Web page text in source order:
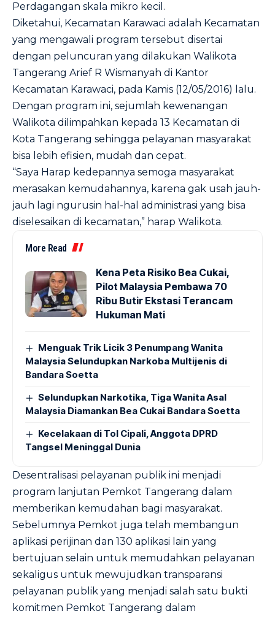
Perdagangan skala mikro kecil.
Diketahui, Kecamatan Karawaci adalah Kecamatan
yang mengawali program tersebut disertai
dengan peluncuran yang dilakukan Walikota
Tangerang Arief R Wismanyah di Kantor
Kecamatan Karawaci, pada Kamis (12/05/2016) lalu.
Dengan program ini, sejumlah kewenangan
Walikota dilimpahkan kepada 13 Kecamatan di
Kota Tangerang sehingga pelayanan masyarakat
bisa lebih efisien, mudah dan cepat.
“Saya Harap kedepannya semoga masyarakat
merasakan kemudahannya, karena gak usah jauh-
jauh lagi ngurusin hal-hal administrasi yang bisa
diselesaikan di kecamatan,” harap Walikota.
More Read
Kena Peta Risiko Bea Cukai,
Pilot Malaysia Pembawa 70
Ribu Butir Ekstasi Terancam
Hukuman Mati
Menguak Trik Licik 3 Penumpang Wanita
Malaysia Selundupkan Narkoba Multijenis di
Bandara Soetta
Selundupkan Narkotika, Tiga Wanita Asal
Malaysia Diamankan Bea Cukai Bandara Soetta
Kecelakaan di Tol Cipali, Anggota DPRD
Tangsel Meninggal Dunia
Desentralisasi pelayanan publik ini menjadi
program lanjutan Pemkot Tangerang dalam
memberikan kemudahan bagi masyarakat.
Sebelumnya Pemkot juga telah membangun
aplikasi perijinan dan 130 aplikasi lain yang
bertujuan selain untuk memudahkan pelayanan
sekaligus untuk mewujudkan transparansi
pelayanan publik yang menjadi salah satu bukti
komitmen Pemkot Tangerang dalam